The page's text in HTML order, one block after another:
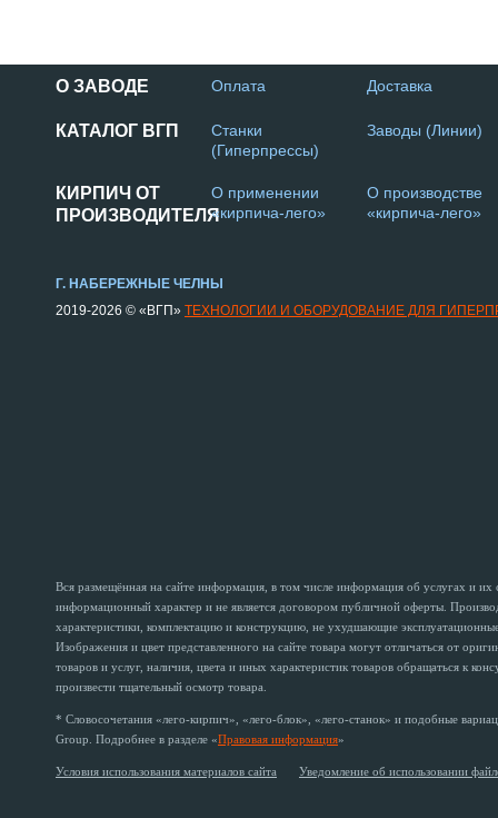
О ЗАВОДЕ Оплата Доставка
КАТАЛОГ ВГП
Станки
(Гиперпрессы)
Заводы (Линии)
КИРПИЧ ОТ
ПРОИЗВОДИТЕЛЯ
О применении
«кирпича-лего»
О производстве
«кирпича-лего»
Г. НАБЕРЕЖНЫЕ ЧЕЛНЫ
2019-2026 © «ВГП» ТЕХНОЛОГИИ И ОБОРУДОВАНИЕ ДЛЯ
Вся размещённая на сайте информация, в том числе информация об услугах и
информационный характер и не является договором публичной оферты.
характеристики, комплектацию и конструкцию, не ухудшающие
Изображения и цвет представленного на сайте товара могут отличаться от
товаров и услуг, наличия, цвета и иных характеристик товаров обращаться к
произвести тщательный осмотр товара.
* Словосочетания «лего-кирпич», «лего-блок», «лего-станок» и подобные
Group. Подробнее в разделе «Правовая информация»
Условия использования материалов сайта Уведомление об использовании